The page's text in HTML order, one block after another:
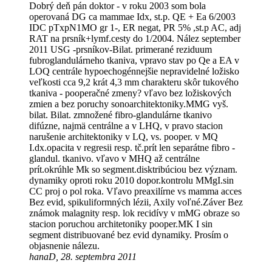
Dobrý deň pán doktor - v roku 2003 som bola
operovaná DG ca mammae Idx, st.p. QE + Ea 6/2003
IDC pTxpN1MO gr 1-, ER negat, PR 5% ,st.p AC, adj
RAT na prsník+lymf.cesty do 1/2004. Nález september
2011 USG -prsníkov-Bilat. primerané reziduum
fubroglandulárneho tkaniva, vpravo stav po Qe a EA v
LOQ centrále hypoechogénnejšie nepravidelné ložisko
veľkosti cca 9,2 krát 4,3 mm charakteru skôr tukového
tkaniva - pooperačné zmeny? vľavo bez ložiskových
zmien a bez poruchy sonoarchitektoniky.MMG vyš.
bilat. Bilat. zmnožené fibro-glandulárne tkanivo
difúzne, najmä centrálne a v LHQ, v pravo stacion
narušenie architektoniky v LQ, vs. pooper. v MQ
I.dx.opacita v regresii resp. tč.prít len separátne fibro -
glandul. tkanivo. vľavo v MHQ až centrálne
prít.okrúhle Mk so segment.disktribúciou bez význam.
dynamiky oproti roku 2010 dopor.kontrolu MMgI.sin
CC proj o pol roka. Vľavo preaxilírne vs mamma acces
Bez evid, spikuliformných lézii, Axily voľné.Záver Bez
známok malagnity resp. lok recidívy v mMG obraze so
stacion poruchou architetoniky pooper.MK I sin
segment distribuované bez evid dynamiky. Prosím o
objasnenie nálezu.
hanaD, 28. septembra 2011